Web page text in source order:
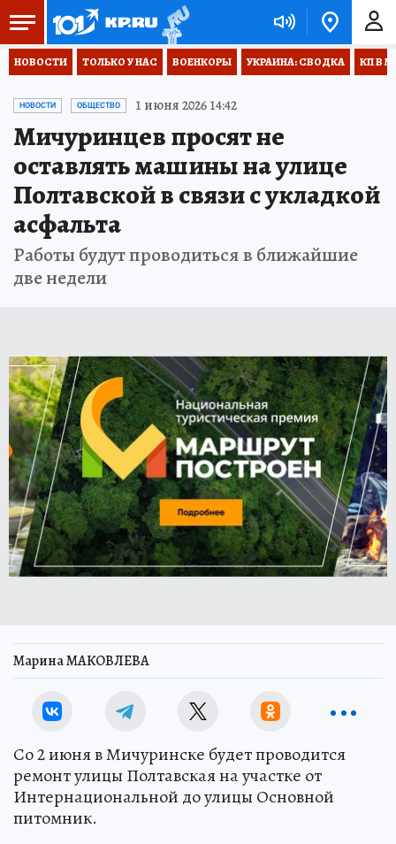
НОВОСТИ ТОЛЬКО У НАС ВОЕНКОРЫ УКРАИНА: СВОДКА КП В
НОВОСТИ ОБЩЕСТВО 1 июня 2026 14:42
Мичуринцев просят не
оставлять машины на улице
Полтавской в связи с укладкой
асфальта
Работы будут проводиться в ближайшие
две недели
Марина МАКОВЛЕВА
Со 2 июня в Мичуринске будет проводится
ремонт улицы Полтавская на участке от
Интернациональной до улицы Основной
питомник.